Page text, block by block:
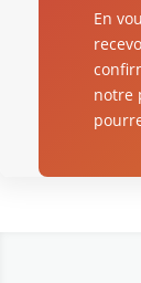
En
notre